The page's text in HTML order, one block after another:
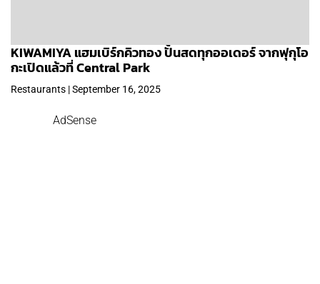
KIWAMIYA แฮมเบิร์กคิวทอง ปั้นสดทุกออเดอร์ จากฟุกุโอ
กะเปิดแล้วที่ Central Park
Restaurants | September 16, 2025
AdSense